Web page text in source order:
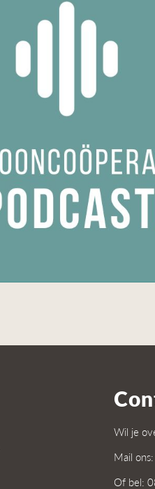
Wil je
Mail ons:
Of bel: